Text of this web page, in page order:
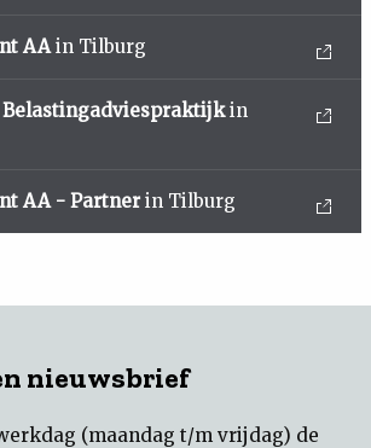
AAin Tilburg
in
AA - Partner in Tilburg
nieuwsbrief
(maandag t/m vrijdag) de